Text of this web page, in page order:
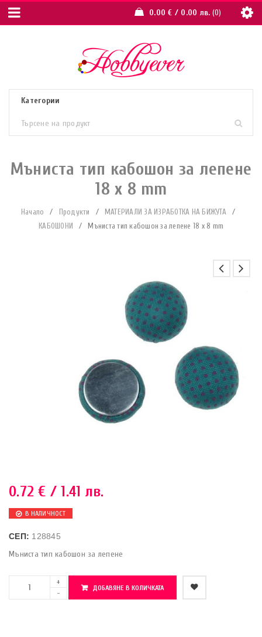
0.00€ / 0.00 лв. 0
Мъниста тип кабошон за лепене
18 x 8 mm
Начало / Продукти / МАТЕРИАЛИ ЗА ИЗРАБОТКА НА БИЖУТА
/
КАБОШОНИ
/ Мъниста тип кабошон за лепене 18 x 8 mm
0.72€ / 1.41 лв.
В НАЛИЧНОСТ
СЕП: 128845
Мъниста тип кабошон за лепене
ДОБАВЯНЕ В КОЛИЧКАТА